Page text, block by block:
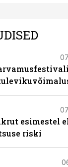
esimestel
riski